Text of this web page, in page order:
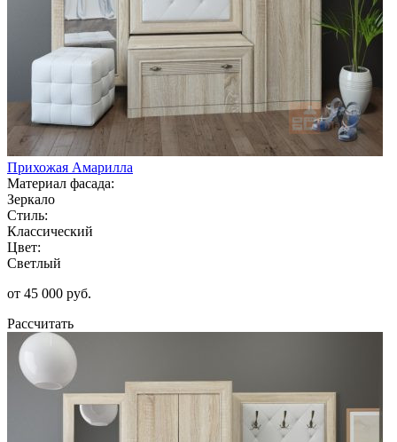
Прихожая Амарилла
Материал фасада:
Зеркало
Стиль:
Классический
Цвет:
Светлый
от 45 000 руб.
Рассчитать